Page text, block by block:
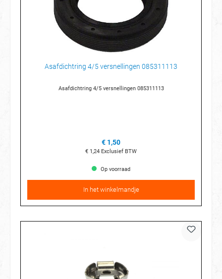
Asafdichtring 4/5 versnellingen 085311113
Asafdichtring 4/5 versnellingen 085311113
€ 1,50
€ 1,24 Exclusief BTW
Op voorraad
In het winkelmandje